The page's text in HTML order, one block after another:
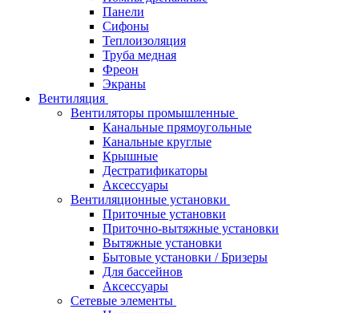
Панели
Сифоны
Теплоизоляция
Труба медная
Фреон
Экраны
Вентиляция
Вентиляторы промышленные
Канальные прямоугольные
Канальные круглые
Крышные
Дестратификаторы
Аксессуары
Вентиляционные установки
Приточные установки
Приточно-вытяжные установки
Вытяжные установки
Бытовые установки / Бризеры
Для бассейнов
Аксессуары
Сетевые элементы